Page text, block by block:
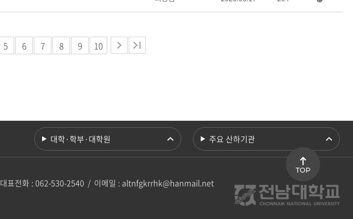
5 6 7 8 9 10
대학·학부·대학원 주요 산하기관
대표전화 : 062-530-2540 / 이메일 : altnfgkrrhk@hanmail.net
TOP